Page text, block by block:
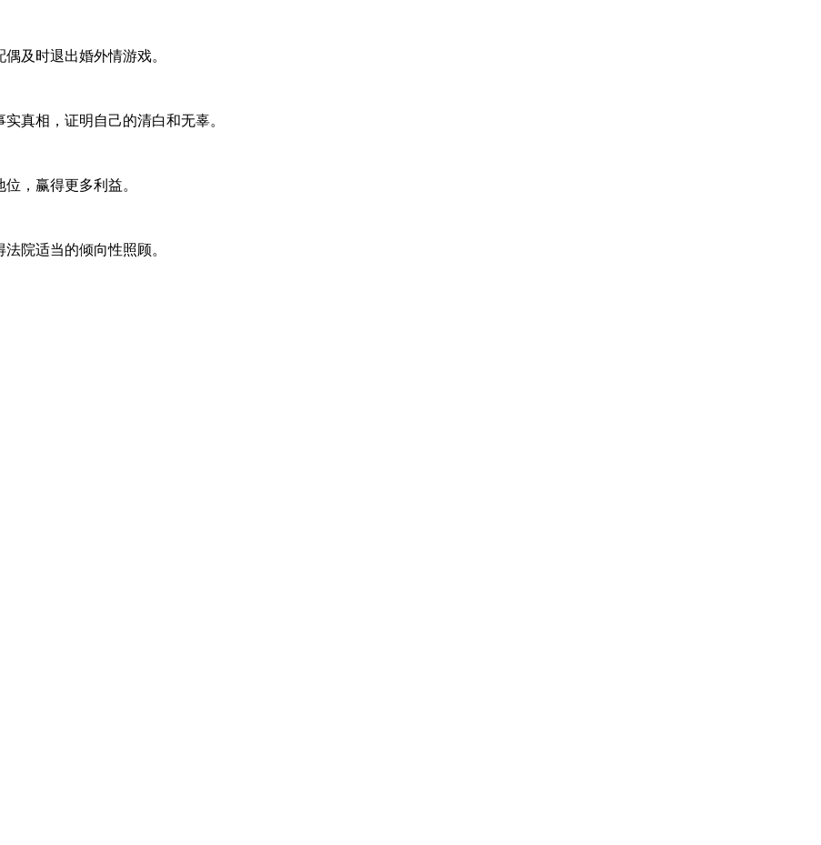
及时退出婚外情游戏。
真相，证明自己的清白和无辜。
，赢得更多利益。
院适当的倾向性照顾。